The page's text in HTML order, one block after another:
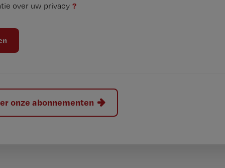
over uw privacy ?
onze abonnementen